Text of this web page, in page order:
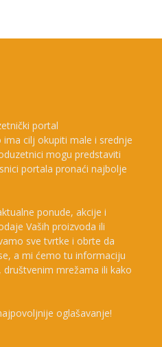
portal
ima cilj okupiti male i srednje
mogu predstaviti
portala pronaći najbolje
ponude, akcije i
Vaših proizvoda ili
sve tvrtke i obrte da
a mi ćemo tu informaciju
mrežama ili kako
oglašavanje!